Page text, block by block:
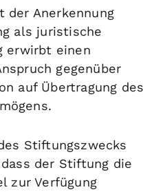
der Anerkennung
als juristische
erwirbt einen
gegenüber
auf Übertragung des
Stiftungszwecks
der Stiftung die
zur Verfügung